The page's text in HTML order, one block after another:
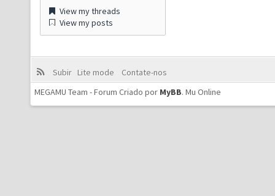
View my threads
View my posts
Subir Lite mode
Contate-nos
MEGAMU Team - Forum Criado por MyBB. Mu Online